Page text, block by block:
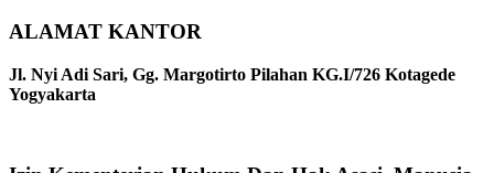
ALAMAT KANTOR
Jl. Nyi Adi Sari, Gg. Margotirto Pilahan KG.I/726 Kotagede
Yogyakarta